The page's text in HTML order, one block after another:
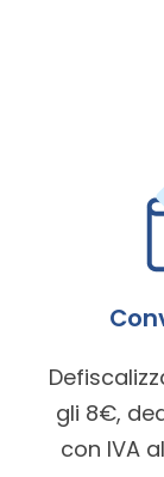
gli 8€,
con IVA